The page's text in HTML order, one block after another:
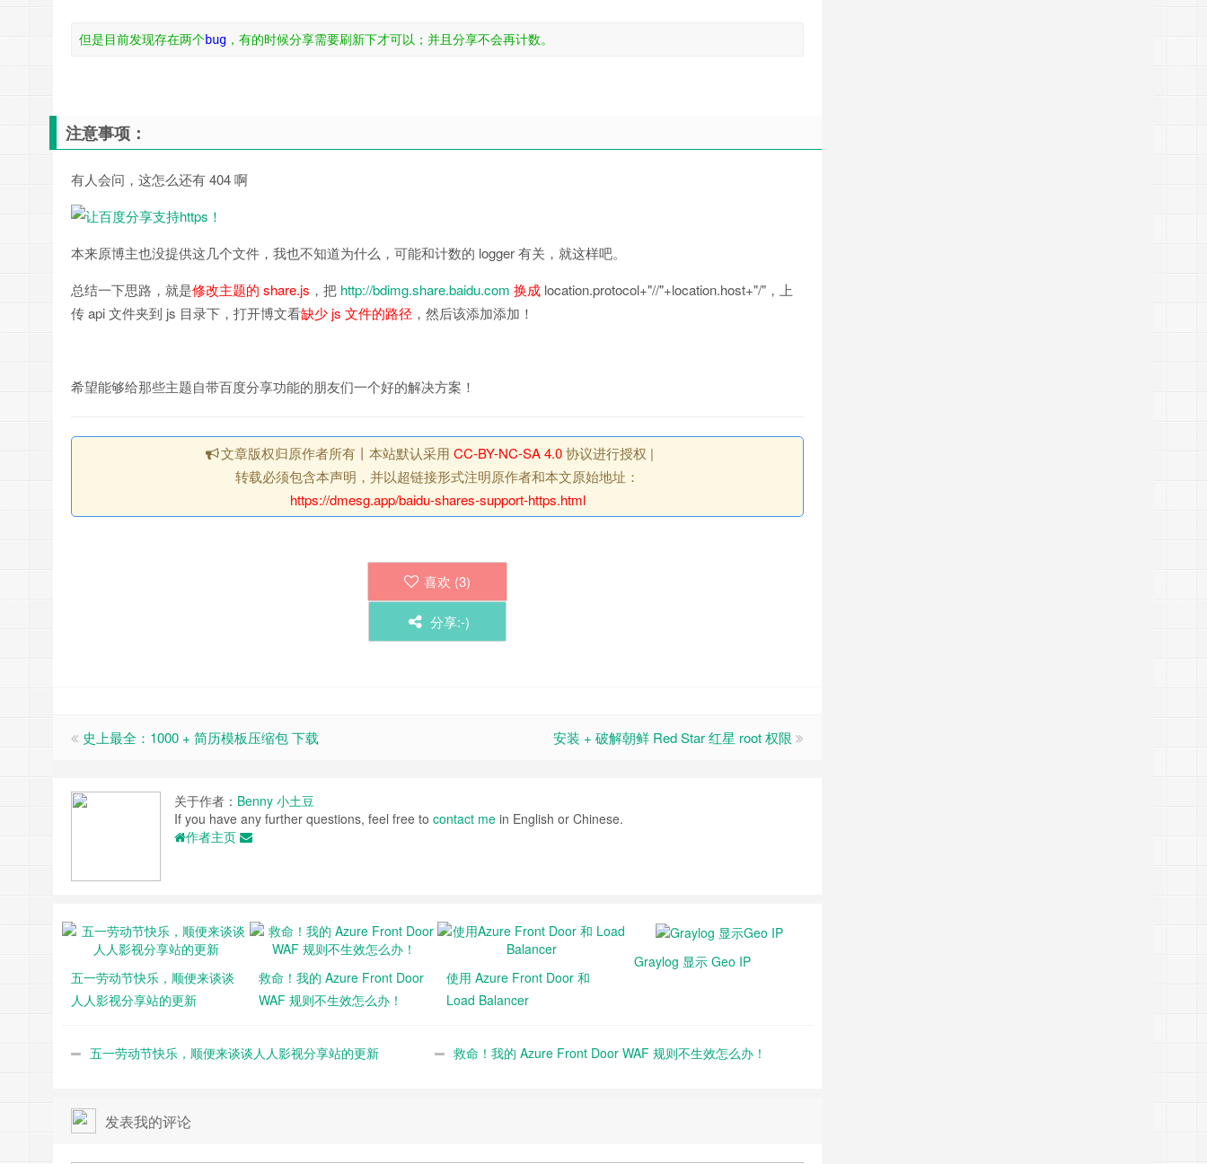
但是目前发现存在两个bug ，有的时候分享需要刷新下才可以；并且分享不会再计数。
注意事项：
有人会问，这怎么还有 404 啊
本来原博主也没提供这几个文件，我也不知道为什么，可能和计数的 logger 有关，就这样吧。
总结一下思路，就是修改主题的 share.js ，把 http://bdimg.share.baidu.com 换成 location.protocol+"//"+location.host+"/"，上
传 api 文件夹到 js 目录下，打开博文看缺少 js 文件的路径 ，然后该添加添加！
希望能够给那些主题自带百度分享功能的朋友们一个好的解决方案！
文章版权归原作者所有丨本站默认采用 CC-BY-NC-SA 4.0协议进行授权 |
转载必须包含本声明，并以超链接形式注明原作者和本文原始地址：
https://dmesg.app/baidu-shares-support-https.html
喜欢 (3)
分享:-)
史上最全：1000 + 简历模板压缩包 下载 安装 + 破解朝鲜 Red Star 红星 root 权限
关于作者： Benny 小土豆
If you have any further questions, feel free to contact me in English or Chinese.
作者主页
五一劳动节快乐，顺便来谈谈
人人影视分享站的更新
救命！我的 Azure Front Door
WAF 规则不生效怎么办！
使用 Azure Front Door 和
Load Balancer
Graylog 显示 Geo IP
五一劳动节快乐，顺便来谈谈人人影视分享站的更新 救命！我的 Azure Front Door WAF 规则不生效怎么办！
发表我的评论